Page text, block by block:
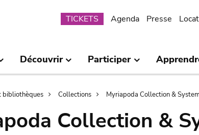
Submenu
TICKETS Agenda Presse
Découvrir Participer
bibliothèques Collections Myriapoda Collection &
Collection &